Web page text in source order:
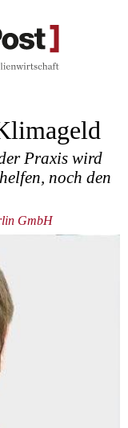
Praxis wird
noch den
GmbH